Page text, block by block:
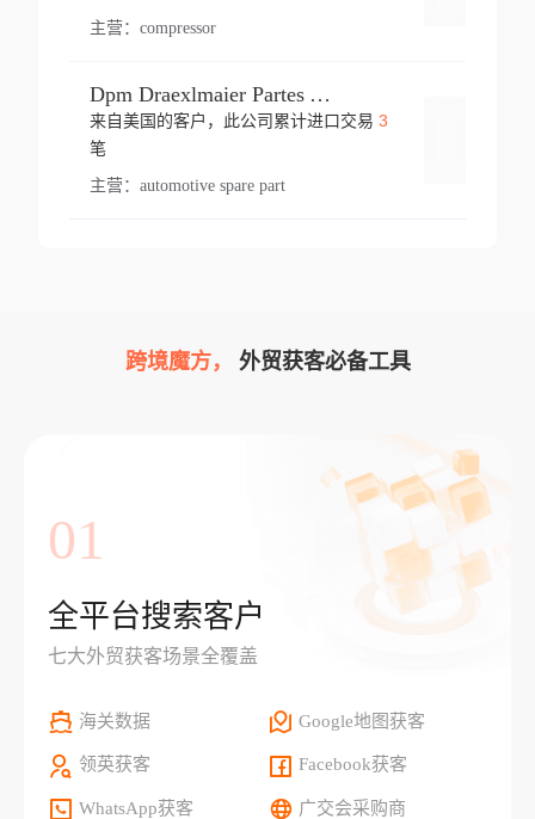
主营： compressor
Dpm Draexlmaier Partes Automotrices Corr Ind Huejotzingo
来自美国的客户，此公司累计进口交易 3
笔
主营： automotive spare part
跨境魔方， 外贸获客必备工具
01
全平台搜索客户
七大外贸获客场景全覆盖
海关数据 Google地图获客
领英获客 Facebook获客
WhatsApp获客 广交会采购商